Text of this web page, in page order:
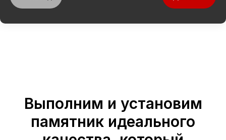
Выполним и установим
памятник идеального